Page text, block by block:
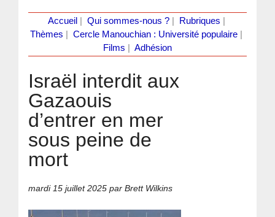
Accueil Qui sommes-nous ?| Rubriques
Thèmes
Cercle Manouchian : Université populaire
Films
Adhésion
Israël interdit aux
Gazaouis
d’entrer en mer
sous peine de
mort
mardi 15 juillet 2025 par Brett Wilkins